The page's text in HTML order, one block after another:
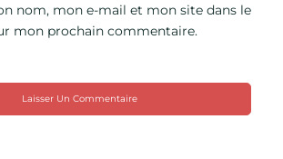
nom, mon e-mail et mon site dans le
mon prochain commentaire.